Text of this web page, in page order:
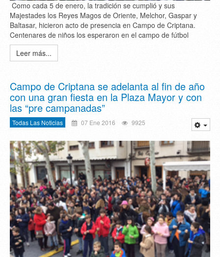
Como cada 5 de enero, la tradición se cumplió y sus
Majestades los Reyes Magos de Oriente, Melchor, Gaspar y
Baltasar, hicieron acto de presencia en Campo de Criptana.
Centenares de niños los esperaron en el campo de fútbol
Leer más...
Campo de Criptana se adelanta al fin de año
con una gran fiesta en la Plaza Mayor y con
las “pre campanadas”
Todas Las Noticias 07 Ene 2016 9925